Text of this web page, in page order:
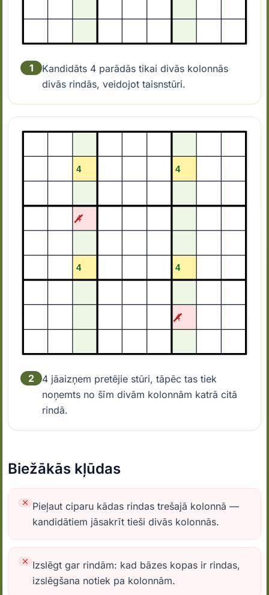
1
Kandidāts 4 parādās tikai divās kolonnās
divās rindās, veidojot taisnstūri.
2
4 jāaizņem pretējie stūri, tāpēc tas tiek
noņemts no šīm divām kolonnām katrā citā
rindā.
Biežākās kļūdas
Pieļaut ciparu kādas rindas trešajā kolonnā —
kandidātiem jāsakrīt tieši divās kolonnās.
Izslēgt gar rindām: kad bāzes kopas ir rindas,
izslēgšana notiek pa kolonnām.